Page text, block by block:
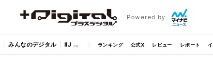
Powered by
みんなのデジタル IIJ ランキング 公式X レビュー レポート